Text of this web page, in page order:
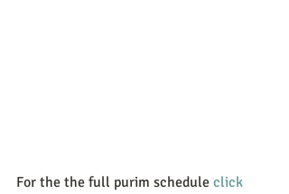
For the the full purim schedule click